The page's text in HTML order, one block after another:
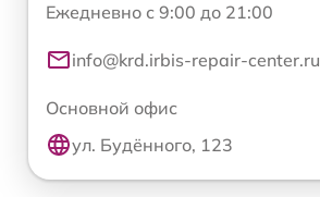
Ежедневно с 9:00 до 21:00
info@krd.irbis-repair-center.ru
Основной офис
ул. Будённого, 123